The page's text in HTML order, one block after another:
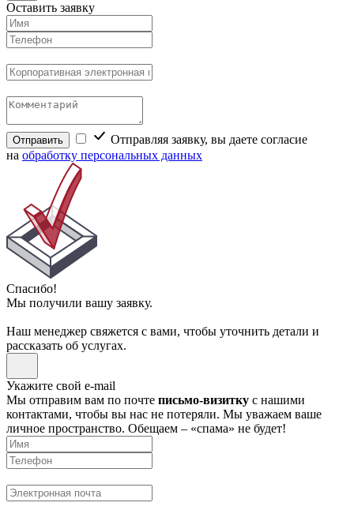
Оставить заявку
Отправить
Отправляя заявку, вы даете согласие
на обработку персональных данных
Спасибо!
Мы получили вашу заявку.
Наш менеджер свяжется с вами, чтобы уточнить детали и
рассказать об услугах.
Укажите свой e-mail
Мы отправим вам по почте письмо-визитку с нашими
контактами, чтобы вы нас не потеряли. Мы уважаем ваше
личное пространство. Обещаем – «спама» не будет!